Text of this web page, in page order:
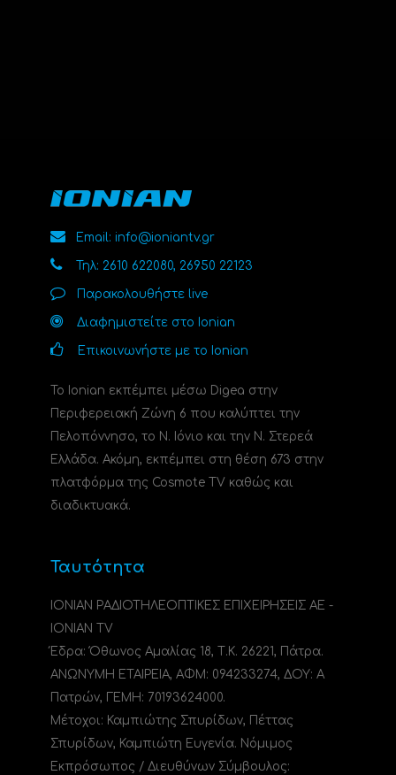
Email: info@ioniantv.gr
Τηλ: 2610 622080, 26950 22123
Παρακολουθήστε live
Διαφημιστείτε στο Ionian
Επικοινωνήστε με το Ionian
Το Ionian εκπέμπει μέσω Digea στην
Περιφερειακή Ζώνη 6 που καλύπτει την
Πελοπόννησο, το N. Ιόνιο και την Ν. Στερεά
Ελλάδα. Ακόμη, εκπέμπει στη θέση 673 στην
πλατφόρμα της Cosmote TV καθώς και
διαδικτυακά.
Ταυτότητα
ΙΟΝΙΑΝ ΡΑΔΙΟΤΗΛΕΟΠΤΙΚΕΣ ΕΠΙΧΕΙΡΗΣΕΙΣ ΑΕ -
IONIAN TV
Έδρα: Όθωνος Αμαλίας 18, Τ.Κ. 26221, Πάτρα.
ΑΝΩΝΥΜΗ ΕΤΑΙΡΕΙΑ, ΑΦΜ: 094233274, ΔΟΥ: A
Πατρών, ΓΕΜΗ: 70193624000.
Μέτοχοι: Καμπιώτης Σπυρίδων, Πέττας
Σπυρίδων, Καμπιώτη Ευγενία. Νόμιμος
Εκπρόσωπος / Διευθύνων Σύμβουλος: